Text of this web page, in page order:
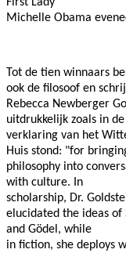
Michelle Obama
Tot de tien winnaars
ook de filosoof en
Rebecca Newberger
uitdrukkelijk zoals in de
verklaring van het
Huis stond: "for
philosophy into
with culture. In
scholarship, Dr.
elucidated the ideas of
and Gödel, while
in fiction, she deploys